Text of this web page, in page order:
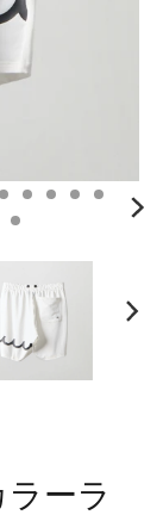
ーラ